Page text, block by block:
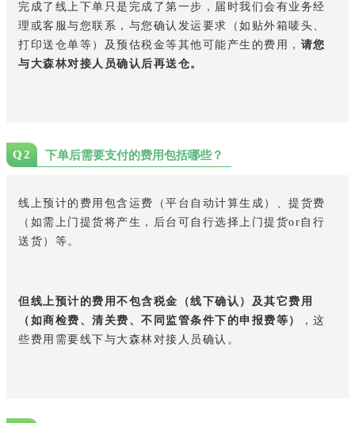
完成了线上下单只是完成了第一步，届时我们会有业务经
理或客服与您联系，与您确认发运要求（如贴外箱唛头、
打印送仓单等）及预估税金等其他可能产生的费用， 请您
与大森林对接人员确认后再送仓。
Q2 下单后需要支付的费用包括哪些？
线上预计的费用包含运费（平台自动计算生成）、提货费
（如需上门提货将产生，后台可自行选择上门提货or自行
送货）等。
但线上预计的费用不包含税金（线下确认）及其它费用
（如商检费、清关费、不同监管条件下的申报费等）
，这
些费用需要线下与大森林对接人员确认。